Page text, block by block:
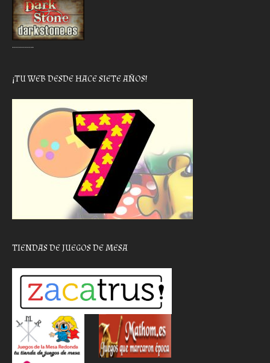
………..
¡TU WEB DESDE HACE SIETE AÑOS!
TIENDAS DE JUEGOS DE MESA